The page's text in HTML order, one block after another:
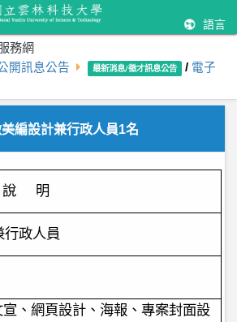
語言
務網
開訊息公告 最新消息/徵才訊息公告 / 電子
美編設計兼行政人員1名
說 明
行政人員
、網頁設計、海報、專案封面設